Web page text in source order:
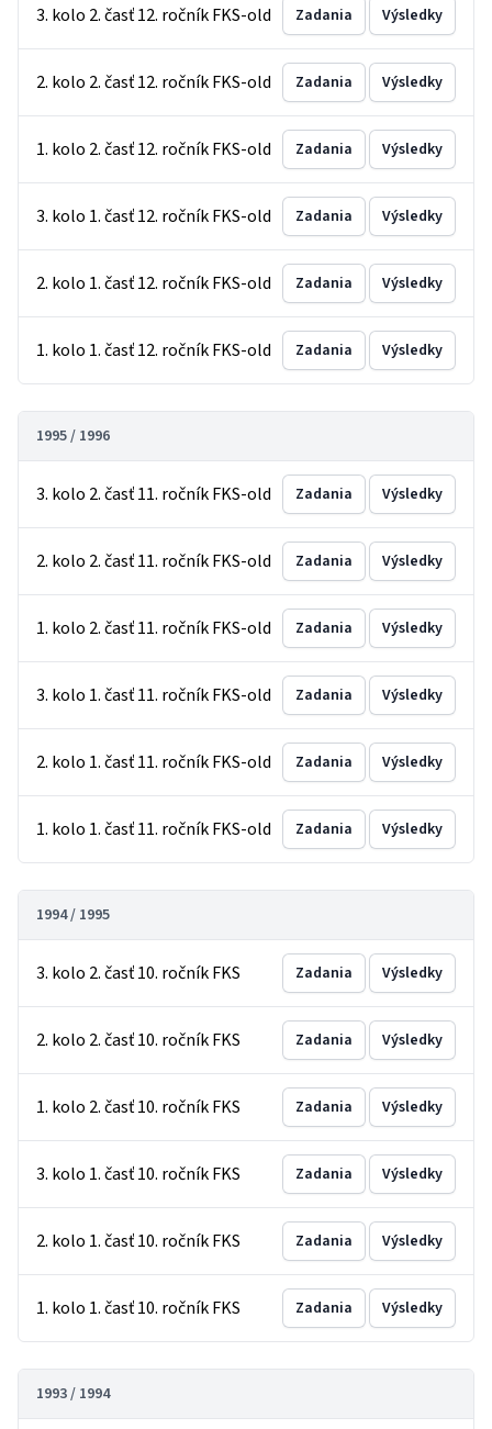
3. kolo 2. časť 12. ročník FKS-old Zadania Výsledky
2. kolo 2. časť 12. ročník FKS-old Zadania Výsledky
1. kolo 2. časť 12. ročník FKS-old Zadania Výsledky
3. kolo 1. časť 12. ročník FKS-old Zadania Výsledky
2. kolo 1. časť 12. ročník FKS-old Zadania Výsledky
1. kolo 1. časť 12. ročník FKS-old Zadania Výsledky
1995 / 1996
3. kolo 2. časť 11. ročník FKS-old Zadania Výsledky
2. kolo 2. časť 11. ročník FKS-old Zadania Výsledky
1. kolo 2. časť 11. ročník FKS-old Zadania Výsledky
3. kolo 1. časť 11. ročník FKS-old Zadania Výsledky
2. kolo 1. časť 11. ročník FKS-old Zadania Výsledky
1. kolo 1. časť 11. ročník FKS-old Zadania Výsledky
1994 / 1995
3. kolo 2. časť 10. ročník FKS Zadania Výsledky
2. kolo 2. časť 10. ročník FKS Zadania Výsledky
1. kolo 2. časť 10. ročník FKS Zadania Výsledky
3. kolo 1. časť 10. ročník FKS Zadania Výsledky
2. kolo 1. časť 10. ročník FKS Zadania Výsledky
1. kolo 1. časť 10. ročník FKS Zadania Výsledky
1993 / 1994